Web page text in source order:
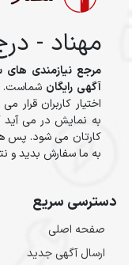
مهناد -
مرجع نیازمندی های
آگهی رایگان شماست.
اختیار کاربران
به نمایش در می
کارتان می شود. پس
به ما سفارش بدید و
دسترسی سریع
صفحه اصلی
ارسال‌ آگهی جدید